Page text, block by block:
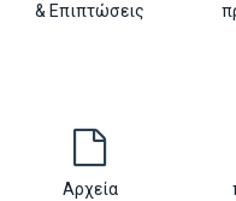
& Επιπτώσεις
Αρχεία